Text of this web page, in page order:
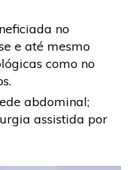
no
e até mesmo
como no
abdominal;
assistida por